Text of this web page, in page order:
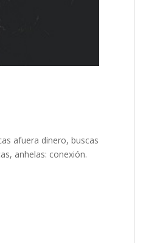
afuera dinero, buscas
anhelas: conexión.